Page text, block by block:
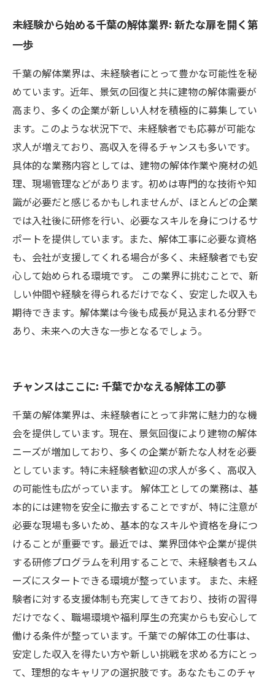
安心して挑戦できる環境: 未経験者向けの支援体
これからの解体業界の展望: 変化するニーズと成
長のチャンス
未経験者が理想の職に出会うために: 千葉の解体
業界の未来
未経験から始める千葉の解体業界: 新たな扉を開く第
一歩
千葉の解体業界は、未経験者にとって豊かな可能性を秘
めています。近年、景気の回復と共に建物の解体需要が
高まり、多くの企業が新しい人材を積極的に募集してい
ます。このような状況下で、未経験者でも応募が可能な
求人が増えており、高収入を得るチャンスも多いです。
具体的な業務内容としては、建物の解体作業や廃材の処
理、現場管理などがあります。初めは専門的な技術や知
識が必要だと感じるかもしれませんが、ほとんどの企業
では入社後に研修を行い、必要なスキルを身につけるサ
ポートを提供しています。また、解体工事に必要な資格
も、会社が支援してくれる場合が多く、未経験者でも安
心して始められる環境です。 この業界に挑むことで、新
しい仲間や経験を得られるだけでなく、安定した収入も
期待できます。解体業は今後も成長が見込まれる分野で
あり、未来への大きな一歩となるでしょう。
チャンスはここに: 千葉でかなえる解体工の夢
千葉の解体業界は、未経験者にとって非常に魅力的な機
会を提供しています。現在、景気回復により建物の解体
ニーズが増加しており、多くの企業が新たな人材を必要
としています。特に未経験者歓迎の求人が多く、高収入
の可能性も広がっています。 解体工としての業務は、基
本的には建物を安全に撤去することですが、特に注意が
必要な現場も多いため、基本的なスキルや資格を身につ
けることが重要です。最近では、業界団体や企業が提供
する研修プログラムを利用することで、未経験者もスム
ーズにスタートできる環境が整っています。 また、未経
験者に対する支援体制も充実してきており、技術の習得
だけでなく、職場環境や福利厚生の充実からも安心して
働ける条件が整っています。千葉での解体工の仕事は、
安定した収入を得たい方や新しい挑戦を求める方にとっ
て、理想的なキャリアの選択肢です。あなたもこのチャ